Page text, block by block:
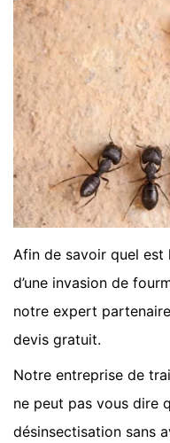
Afin de savoir quel
d’une invasion de
notre expert
devis gratuit.
Notre entreprise de
ne peut pas vous dire
désinsectisation sans